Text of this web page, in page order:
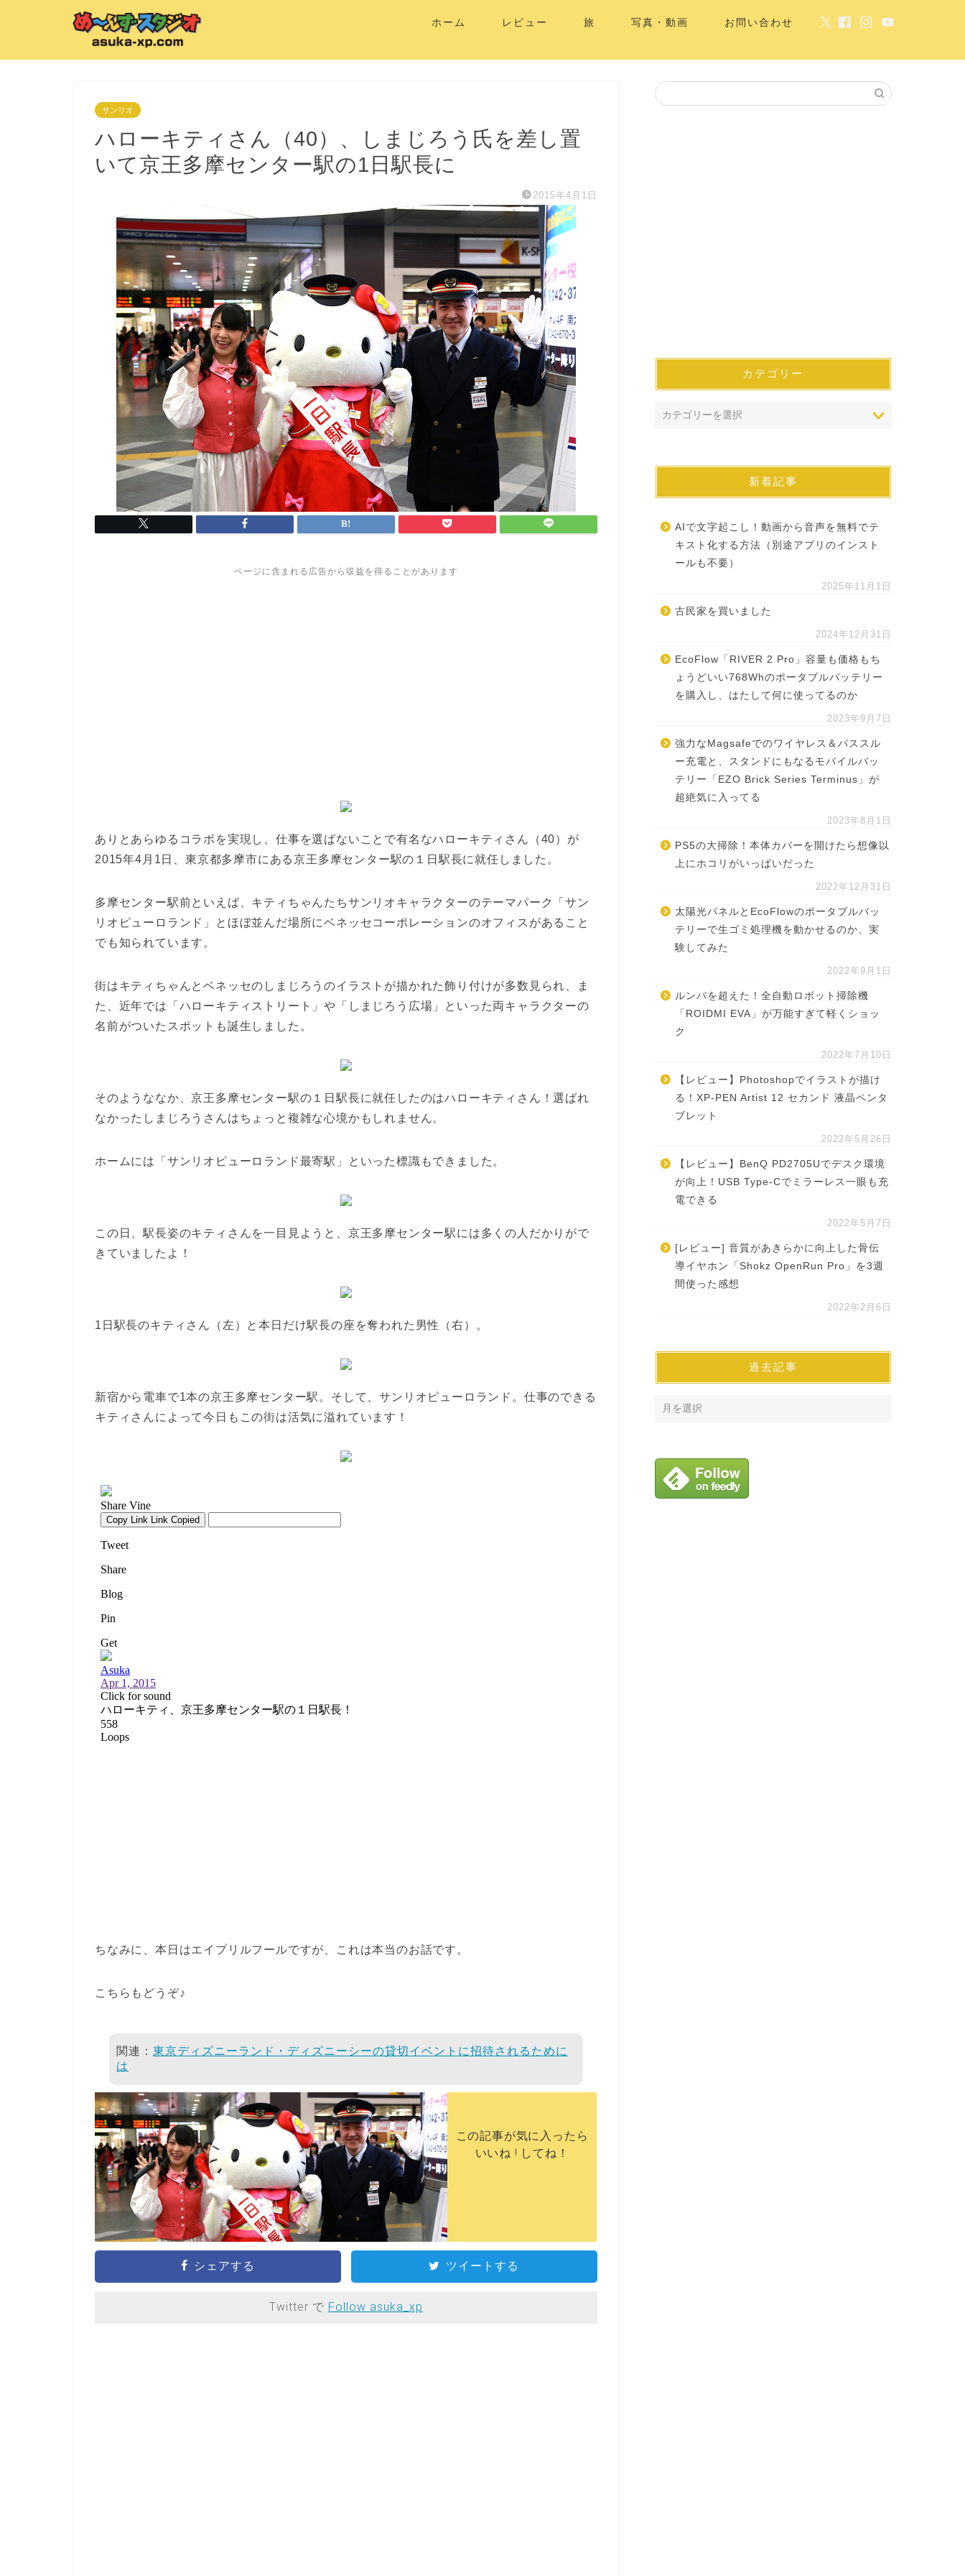
ホーム レビュー 旅 写真・動画 お問い合わせ
サンリオ
ハローキティさん（40）、しまじろう氏を差し置
いて京王多摩センター駅の1日駅長に
2015年4月1日
ページに含まれる広告から収益を得ることがあります
ありとあらゆるコラボを実現し、仕事を選ばないことで有名なハローキティさん（40）が
2015年4月1日、東京都多摩市にある京王多摩センター駅の１日駅長に就任しました。
多摩センター駅前といえば、キティちゃんたちサンリオキャラクターのテーマパーク「サン
リオピューロランド」とほぼ並んだ場所にベネッセコーポレーションのオフィスがあること
でも知られています。
街はキティちゃんとベネッセのしまじろうのイラストが描かれた飾り付けが多数見られ、ま
た、近年では「ハローキティストリート」や「しまじろう広場」といった両キャラクターの
名前がついたスポットも誕生しました。
そのようななか、京王多摩センター駅の１日駅長に就任したのはハローキティさん！選ばれ
なかったしまじろうさんはちょっと複雑な心境かもしれません。
ホームには「サンリオピューロランド最寄駅」といった標識もできました。
この日、駅長姿のキティさんを一目見ようと、京王多摩センター駅には多くの人だかりがで
きていましたよ！
1日駅長のキティさん（左）と本日だけ駅長の座を奪われた男性（右）。
新宿から電車で1本の京王多摩センター駅。そして、サンリオピューロランド。仕事のできる
キティさんによって今日もこの街は活気に溢れています！
ちなみに、本日はエイプリルフールですが、これは本当のお話です。
こちらもどうぞ♪
関連： 東京ディズニーランド・ディズニーシーの貸切イベントに招待されるために
は
この記事が気に入ったら
いいね ! してね！
シェアする ツイートする
Twitter で Follow asuka_xp
カテゴリー
新着記事
AIで文字起こし！動画から音声を無料でテ
キスト化する方法（別途アプリのインスト
ールも不要）
2025年11月1日
古民家を買いました
2024年12月31日
EcoFlow「RIVER 2 Pro」容量も価格もち
ょうどいい768Whのポータブルバッテリー
を購入し、はたして何に使ってるのか
2023年9月7日
強力なMagsafeでのワイヤレス＆パススル
ー充電と、スタンドにもなるモバイルバッ
テリー「EZO Brick Series Terminus」が
超絶気に入ってる
2023年8月1日
PS5の大掃除！本体カバーを開けたら想像以
上にホコリがいっぱいだった
2022年12月31日
太陽光パネルとEcoFlowのポータブルバッ
テリーで生ゴミ処理機を動かせるのか、実
験してみた
2022年9月1日
ルンバを超えた！全自動ロボット掃除機
「ROIDMI EVA」が万能すぎて軽くショッ
ク
2022年7月10日
【レビュー】Photoshopでイラストが描け
る！XP-PEN Artist 12 セカンド 液晶ペンタ
ブレット
2022年5月26日
【レビュー】BenQ PD2705Uでデスク環境
が向上！USB Type-Cでミラーレス一眼も充
電できる
2022年5月7日
[レビュー] 音質があきらかに向上した骨伝
導イヤホン「Shokz OpenRun Pro」を3週
間使った感想
2022年2月6日
過去記事